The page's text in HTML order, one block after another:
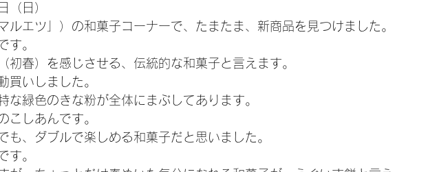
（日）
ルエツ」）の和菓子コーナーで、たまたま、新商品を見つけました。
す。
初春）を感じさせる、伝統的な和菓子と言えます。
買いしました。
な緑色のきな粉が全体にまぶしてあります。
こしあんです。
も、ダブルで楽しめる和菓子だと思いました。
す。